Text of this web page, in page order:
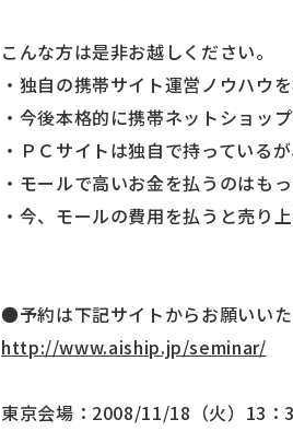
こんな方は是非お越しください。
・独自の携帯サイト運営ノウハウ
・今後本格的に携帯ネットショッ
・ＰＣサイトは独自で持っている
・モールで高いお金を払うのはも
・今、モールの費用を払うと売り
●予約は下記サイトからお願いいた
http://www.aiship.jp/seminar/
東京会場：2008/11/18（火）13：